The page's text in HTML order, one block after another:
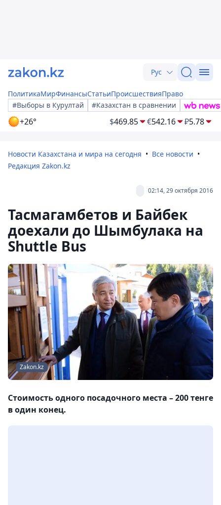
Рус
ПолитикаМирФинансыСтатьиПроисшествияПраво
#Выборы в Курултай
#Казахстан в сравнении
+26° $469.85 €542.16 ₽5.78
Новости Казахстана и мира на сегодня
Все новости
Редакция Zakon.kz
02:14, 29 октября 2016
Тасмагамбетов и Байбек
доехали до Шымбулака на
Shuttle Bus
Zakon.kz
Стоимость одного посадочного места – 200 тенге
в один конец.